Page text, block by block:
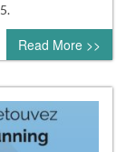
Read More >>